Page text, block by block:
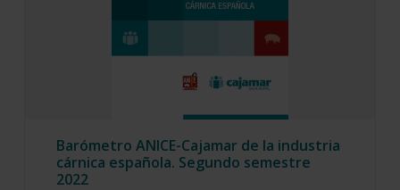
Barómetro ANICE-Cajamar de la industria
cárnica española. Segundo semestre
2022